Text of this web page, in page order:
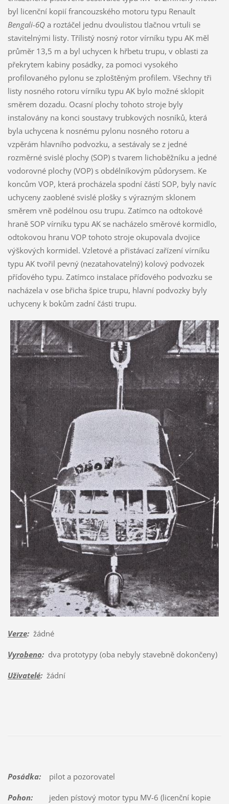
byl licenční kopií francouzského motoru typu Renault
Bengali-6Qa roztáčel jednu dvoulistou tlačnou vrtuli se
stavitelnými listy. Třílistý nosný rotor vírníku typu AK měl
průměr 13,5 m a byl uchycen k hřbetu trupu, v oblasti za
překrytem kabiny posádky, za pomoci vysokého
profilovaného pylonu se zploštěným profilem. Všechny tři
listy nosného rotoru vírníku typu AK bylo možné sklopit
směrem dozadu. Ocasní plochy tohoto stroje byly
instalovány na konci soustavy trubkových nosníků, která
byla uchycena k nosnému pylonu nosného rotoru a
vzpěrám hlavního podvozku, a sestávaly se z jedné
rozměrné svislé plochy (SOP) s tvarem lichoběžníku a jedné
vodorovné plochy (VOP) s obdélníkovým půdorysem. Ke
koncům VOP, která procházela spodní částí SOP, byly navíc
uchyceny zaoblené svislé plošky s výrazným sklonem
směrem vně podélnou osu trupu. Zatímco na odtokové
hraně SOP vírníku typu AK se nacházelo směrové kormidlo,
odtokovou hranu VOP tohoto stroje okupovala dvojice
výškových kormidel. Vzletové a přistávací zařízení vírníku
typu AK tvořil pevný (nezatahovatelný) kolový podvozek
příďového typu. Zatímco instalace příďového podvozku se
nacházela v ose břicha špice trupu, hlavní podvozky byly
uchyceny k bokům zadní části trupu.
Verze:žádné
Vyrobeno:dva prototypy (oba nebyly stavebně dokončeny)
Uživatelé:žádní
Posádka:pilot a pozorovatel
Pohon:jeden pístový motor typu MV-6 (licenční kopie